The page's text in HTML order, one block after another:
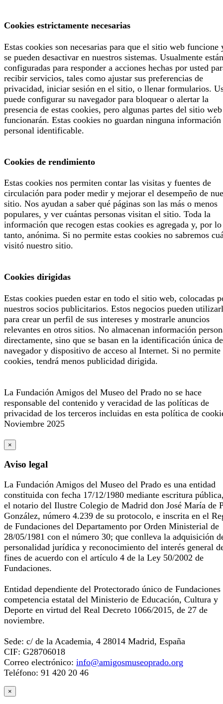
Cookies estrictamente necesarias
Estas cookies son necesarias para que el sitio web funcione
se pueden desactivar en nuestros sistemas. Usualmente están
configuradas para responder a acciones hechas por usted
recibir servicios, tales como ajustar sus preferencias de
privacidad, iniciar sesión en el sitio, o llenar formularios.
puede configurar su navegador para bloquear o alertar la
presencia de estas cookies, pero algunas partes del sitio
funcionarán. Estas cookies no guardan ninguna información
personal identificable.
Cookies de rendimiento
Estas cookies nos permiten contar las visitas y fuentes de
circulación para poder medir y mejorar el desempeño de
sitio. Nos ayudan a saber qué páginas son las más o menos
populares, y ver cuántas personas visitan el sitio. Toda la
información que recogen estas cookies es agregada y, por lo
tanto, anónima. Si no permite estas cookies no sabremos
visitó nuestro sitio.
Cookies dirigidas
Estas cookies pueden estar en todo el sitio web, colocadas
nuestros socios publicitarios. Estos negocios pueden
para crear un perfil de sus intereses y mostrarle anuncios
relevantes en otros sitios. No almacenan información
directamente, sino que se basan en la identificación única
navegador y dispositivo de acceso al Internet. Si no permite
cookies, tendrá menos publicidad dirigida.
La Fundación Amigos del Museo del Prado no se hace
responsable del contenido y veracidad de las políticas de
privacidad de los terceros incluidas en esta política de
Noviembre 2025
×
Aviso legal
La Fundación Amigos del Museo del Prado es una entidad
constituida con fecha 17/12/1980 mediante escritura
el notario del Ilustre Colegio de Madrid don José María de
González, número 4.239 de su protocolo, e inscrita en el
de Fundaciones del Departamento por Orden Ministerial de
28/05/1981 con el número 30; que conlleva la adquisición
personalidad jurídica y reconocimiento del interés general
fines de acuerdo con el artículo 4 de la Ley 50/2002 de
Fundaciones.
Entidad dependiente del Protectorado único de Fundaciones
competencia estatal del Ministerio de Educación, Cultura y
Deporte en virtud del Real Decreto 1066/2015, de 27 de
noviembre.
Sede: c/ de la Academia, 4 28014 Madrid, España
CIF: G28706018
Correo electrónico: info@amigosmuseoprado.org
Teléfono: 91 420 20 46
×